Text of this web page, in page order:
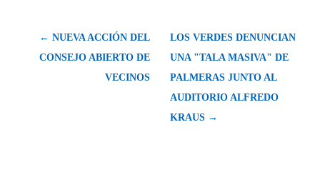
← NUEVA ACCIÓN DEL
CONSEJO ABIERTO DE
VECINOS
LOS VERDES DENUNCIAN
UNA "TALA MASIVA" DE
PALMERAS JUNTO AL
AUDITORIO ALFREDO
KRAUS →